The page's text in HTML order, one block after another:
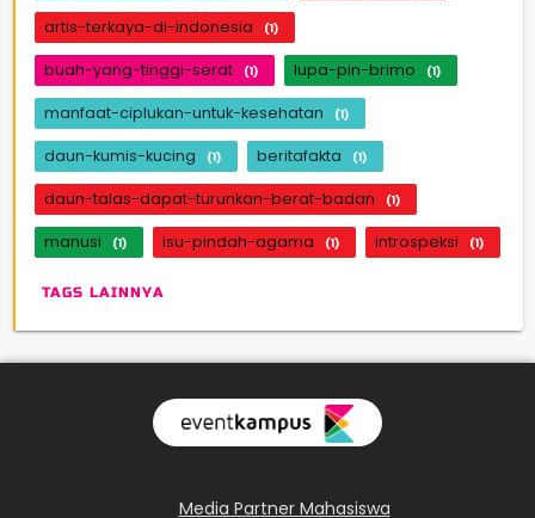
artis-terkaya-di-indonesia (1)
buah-yang-tinggi-serat (1) lupa-pin-brimo (1)
manfaat-ciplukan-untuk-kesehatan (1)
daun-kumis-kucing (1) beritafakta (1)
daun-talas-dapat-turunkan-berat-badan (1)
manusi (1) isu-pindah-agama (1) introspeksi (1)
TAGS LAINNYA
Media Partner Mahasiswa